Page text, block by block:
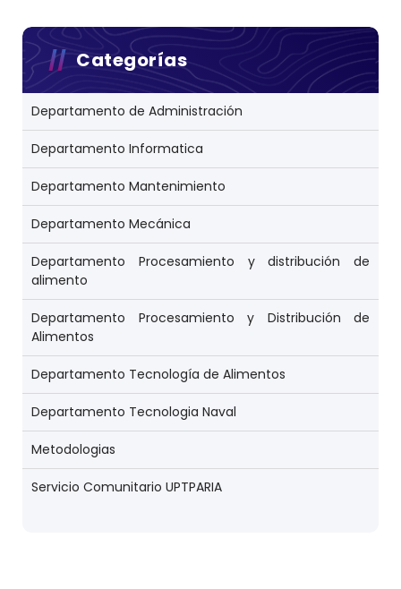
Categorías
Departamento de Administración
Departamento Informatica
Departamento Mantenimiento
Departamento Mecánica
Departamento Procesamiento y distribución de
alimento
Departamento Procesamiento y Distribución de
Alimentos
Departamento Tecnología de Alimentos
Departamento Tecnologia Naval
Metodologias
Servicio Comunitario UPTPARIA